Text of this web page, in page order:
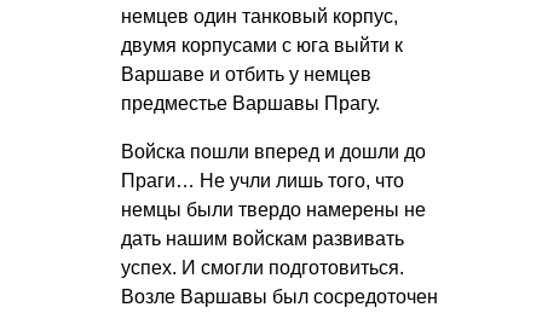
немцев один танковый корпус,
двумя корпусами с юга выйти к
Варшаве и отбить у немцев
предместье Варшавы Прагу.
Войска пошли вперед и дошли до
Праги… Не учли лишь того, что
немцы были твердо намерены не
дать нашим войскам развивать
успех. И смогли подготовиться.
Возле Варшавы был сосредоточен